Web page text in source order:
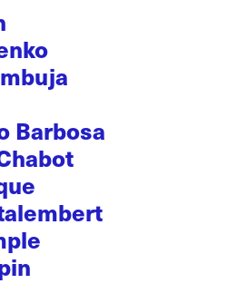
Barbosa